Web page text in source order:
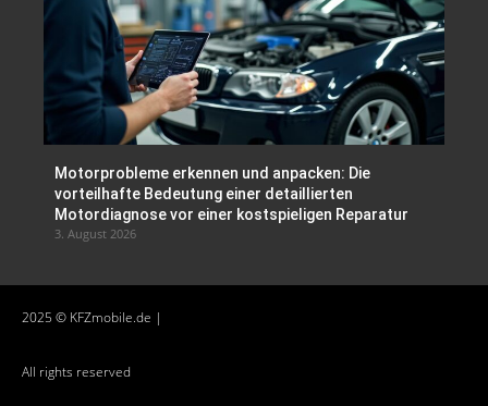
Motorprobleme erkennen und anpacken: Die
vorteilhafte Bedeutung einer detaillierten
Motordiagnose vor einer kostspieligen Reparatur
3. August 2026
2025 © KFZmobile.de |
All rights reserved